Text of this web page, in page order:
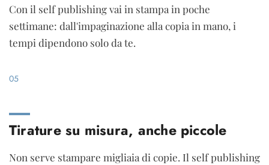
Con il self publishing vai in stampa in poche
settimane: dall'impaginazione alla copia in mano, i
tempi dipendono solo da te.
05
Tirature su misura, anche piccole
Non serve stampare migliaia di copie. Il self publishing